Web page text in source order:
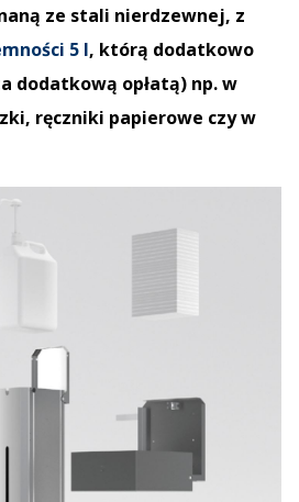
ze stali nierdzewnej, z
5 l, którą dodatkowo
dodatkową opłatą) np. w
ręczniki papierowe czy w